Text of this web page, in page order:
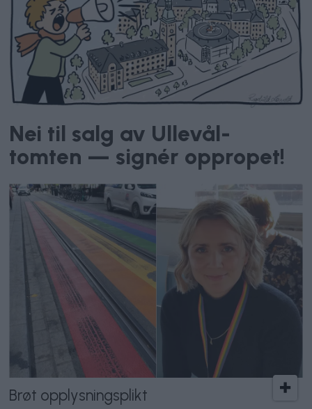
Nei til salg av Ullevål-
tomten — signér oppropet!
Brøt opplysningsplikt